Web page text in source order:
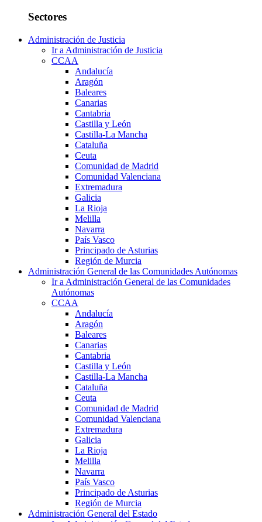
Sectores
Administración de Justicia
Ir a Administración de Justicia
CCAA
Andalucía
Aragón
Baleares
Canarias
Cantabria
Castilla y León
Castilla-La Mancha
Cataluña
Ceuta
Comunidad de Madrid
Comunidad Valenciana
Extremadura
Galicia
La Rioja
Melilla
Navarra
País Vasco
Principado de Asturias
Región de Murcia
Administración General de las Comunidades Autónomas
Ir a Administración General de las Comunidades
Autónomas
CCAA
Andalucía
Aragón
Baleares
Canarias
Cantabria
Castilla y León
Castilla-La Mancha
Cataluña
Ceuta
Comunidad de Madrid
Comunidad Valenciana
Extremadura
Galicia
La Rioja
Melilla
Navarra
País Vasco
Principado de Asturias
Región de Murcia
Administración General del Estado